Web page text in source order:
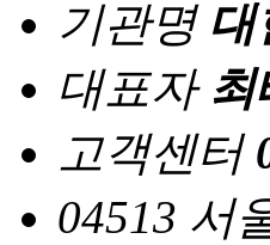
기관명 대
대표자 최
고객센터
04513 서